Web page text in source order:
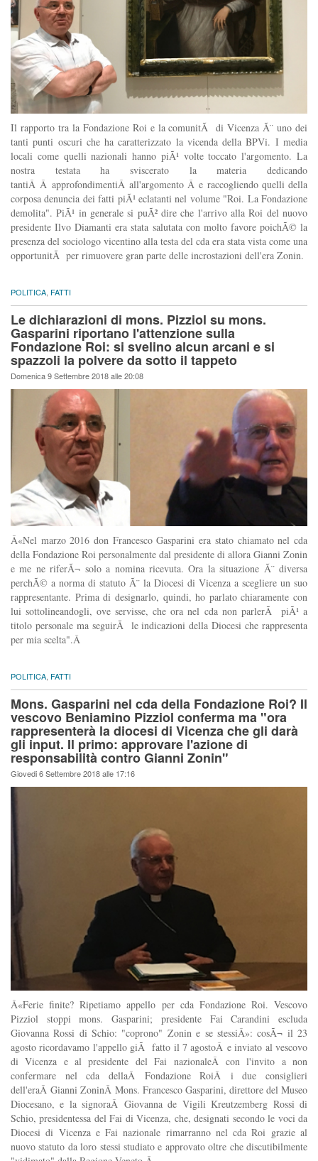
Il rapporto tra la Fondazione Roi e la comunitÃ di Vicenza Ã¨ uno dei
tanti punti oscuri che ha caratterizzato la vicenda della BPVi. I media
locali come quelli nazionali hanno piÃ¹ volte toccato l'argomento. La
nostra testata ha sviscerato la materia dedicando
tantiÂ Â approfondimentiÂ all'argomento Â e raccogliendo quelli della
corposa denuncia dei fatti piÃ¹ eclatanti nel volume "Roi. La Fondazione
demolita". PiÃ¹ in generale si puÃ² dire che l'arrivo alla Roi del nuovo
presidente Ilvo Diamanti era stata salutata con molto favore poichÃ© la
presenza del sociologo vicentino alla testa del cda era stata vista come una
opportunitÃ per rimuovere gran parte delle incrostazioni dell'era Zonin.
POLITICA FATTI
Le dichiarazioni di mons. Pizziol su mons.
Gasparini riportano l'attenzione sulla
Fondazione Roi: si svelino alcun arcani e si
spazzoli la polvere da sotto il tappeto
Domenica 9 Settembre 2018 alle 20:08
Â«Nel marzo 2016 don Francesco Gasparini era stato chiamato nel cda
della Fondazione Roi personalmente dal presidente di allora Gianni Zonin
e me ne riferÃ¬ solo a nomina ricevuta. Ora la situazione Ã¨ diversa
perchÃ© a norma di statuto Ã¨ la Diocesi di Vicenza a scegliere un suo
rappresentante. Prima di designarlo, quindi, ho parlato chiaramente con
lui sottolineandogli, ove servisse, che ora nel cda non parlerÃ piÃ¹ a
titolo personale ma seguirÃ le indicazioni della Diocesi che rappresenta
per mia scelta".Â
POLITICA, FATTI
Mons. Gasparini nel cda della Fondazione Roi? Il
vescovo Beniamino Pizziol conferma ma "ora
rappresenterà la diocesi di Vicenza che gli darà
gli input. Il primo: approvare l'azione di
responsabilità contro Gianni Zonin"
Giovedi 6 Settembre 2018 alle 17:16
Â«Ferie finite? Ripetiamo appello per cda Fondazione Roi. Vescovo
Pizziol stoppi mons. Gasparini; presidente Fai Carandini escluda
Giovanna Rossi di Schio: "coprono" Zonin e se stessiÂ»: cosÃ¬ il 23
agosto ricordavamo l'appello giÃ fatto il 7 agostoÂ e inviato al vescovo
di Vicenza e al presidente del Fai nazionaleÂ con l'invito a non
confermare nel cda dellaÂ Fondazione RoiÂ i due consiglieri
dell'eraÂ Gianni ZoninÂ Mons. Francesco Gasparini, direttore del Museo
Diocesano, e la signoraÂ Giovanna de Vigili Kreutzemberg Rossi di
Schio, presidentessa del Fai di Vicenza, che, designati secondo le voci da
Diocesi di Vicenza e Fai nazionale rimarranno nel cda Roi grazie al
nuovo statuto da loro stessi studiato e approvato oltre che discutibilmente